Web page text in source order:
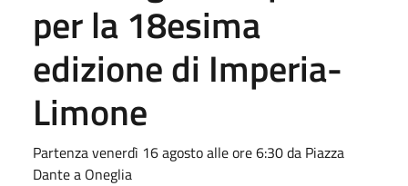
per la 18esima
edizione di Imperia-
Limone
Partenza venerdì 16 agosto alle ore 6:30 da Piazza
Dante a Oneglia